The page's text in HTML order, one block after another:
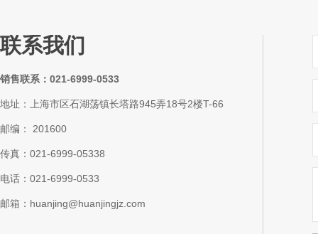
联系我们
销售联系：021-6999-0533
地址：上海市区石湖荡镇长塔路945弄18号2楼T-66
邮编： 201600
传真：021-6999-05338
电话：021-6999-0533
邮箱：huanjing@huanjingjz.com